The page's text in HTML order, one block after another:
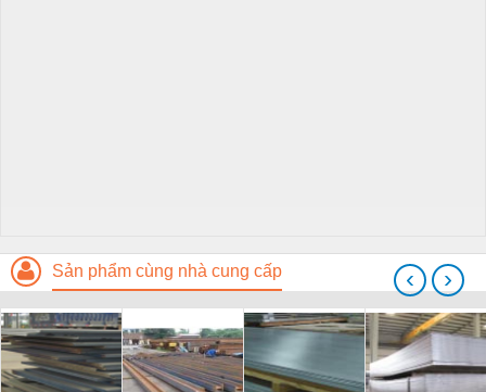
Sản phẩm cùng nhà cung cấp ‹ ›